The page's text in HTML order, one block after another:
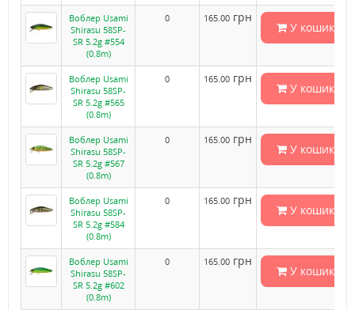
Воблер Usami
Shirasu 58SP-
SR 5.2g #554
(0.8m)
0 165.00 грн
У кошик
Воблер Usami
Shirasu 58SP-
SR 5.2g #565
(0.8m)
0 165.00 грн
У кошик
Воблер Usami
Shirasu 58SP-
SR 5.2g #567
(0.8m)
0 165.00 грн
У кошик
Воблер Usami
Shirasu 58SP-
SR 5.2g #584
(0.8m)
0 165.00 грн
У кошик
Воблер Usami
Shirasu 58SP-
SR 5.2g #602
(0.8m)
0 165.00 грн
У кошик